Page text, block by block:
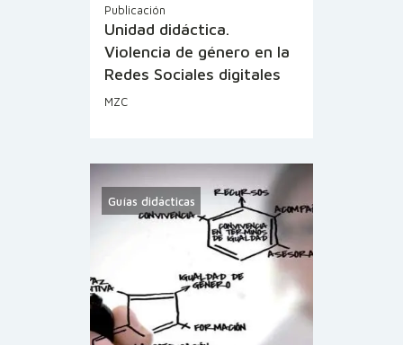
Publicación
Unidad didáctica.
Violencia de género en la
Redes Sociales digitales
MZC
Guías didácticas